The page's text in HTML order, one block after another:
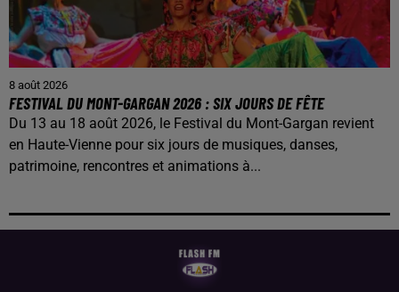
8 août 2026
FESTIVAL DU MONT-GARGAN 2026 : SIX JOURS DE FÊTE
Du 13 au 18 août 2026, le Festival du Mont-Gargan revient
en Haute-Vienne pour six jours de musiques, danses,
patrimoine, rencontres et animations à...